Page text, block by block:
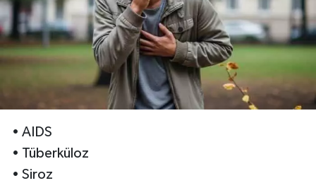
• AIDS
• Tüberküloz
• Siroz